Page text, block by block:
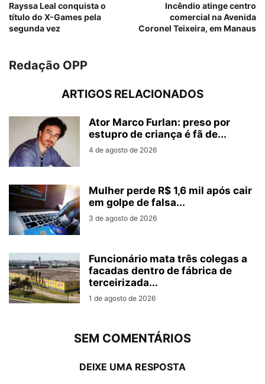
Rayssa Leal conquista o
título do X-Games pela
segunda vez
Incêndio atinge centro
comercial na Avenida
Coronel Teixeira, em Manaus
Redação OPP
ARTIGOS RELACIONADOS
Ator Marco Furlan: preso por
estupro de criança é fã de...
4 de agosto de 2026
Mulher perde R$ 1,6 mil após cair
em golpe de falsa...
3 de agosto de 2026
Funcionário mata três colegas a
facadas dentro de fábrica de
terceirizada...
1 de agosto de 2026
SEM COMENTÁRIOS
DEIXE UMA RESPOSTA